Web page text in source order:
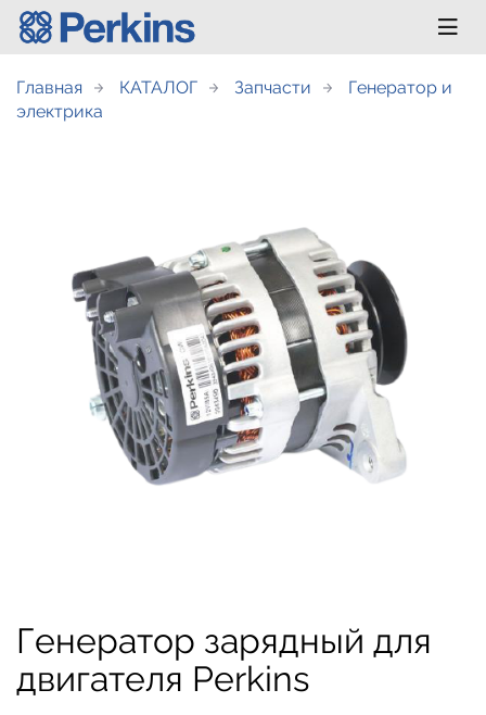
Главная КАТАЛОГ Запчасти
Генератор и
электрика
Генератор зарядный для
двигателя Perkins